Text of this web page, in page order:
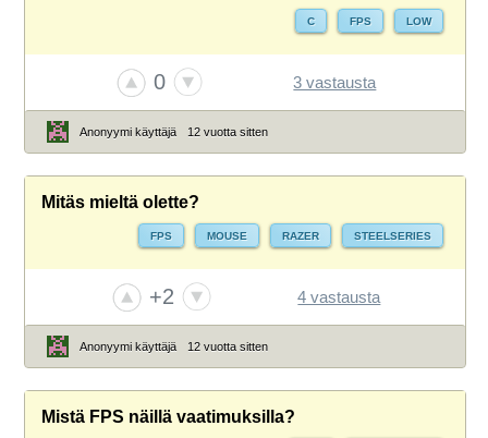
C FPS LOW
0 3 vastausta
Anonyymi käyttäjä 12 vuotta sitten
Mitäs mieltä olette?
FPS MOUSE RAZER STEELSERIES
+2 4 vastausta
Anonyymi käyttäjä 12 vuotta sitten
Mistä FPS näillä vaatimuksilla?